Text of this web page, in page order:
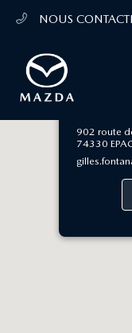
NOUS
902 route
74330